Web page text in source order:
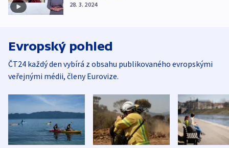
28. 3. 2024
Evropský pohled
ČT24 každý den vybírá z obsahu publikovaného evropskými
veřejnými médii, členy Eurovize.